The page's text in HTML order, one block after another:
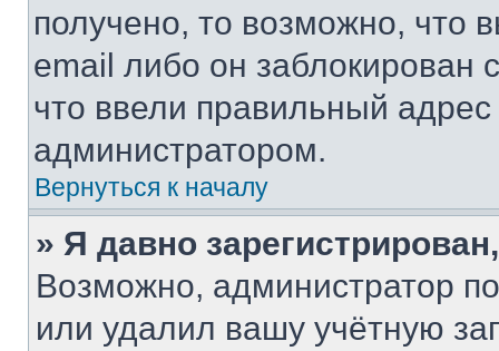
получено, то возможно, что
email либо он
что ввели правильный адрес
администратором.
Вернуться к началу
» Я давно
Возможно, администратор
или удалил вашу учётную